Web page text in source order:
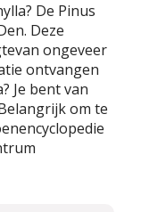
De Pinus
Deze
ongeveer
ontvangen
Je bent van
om te